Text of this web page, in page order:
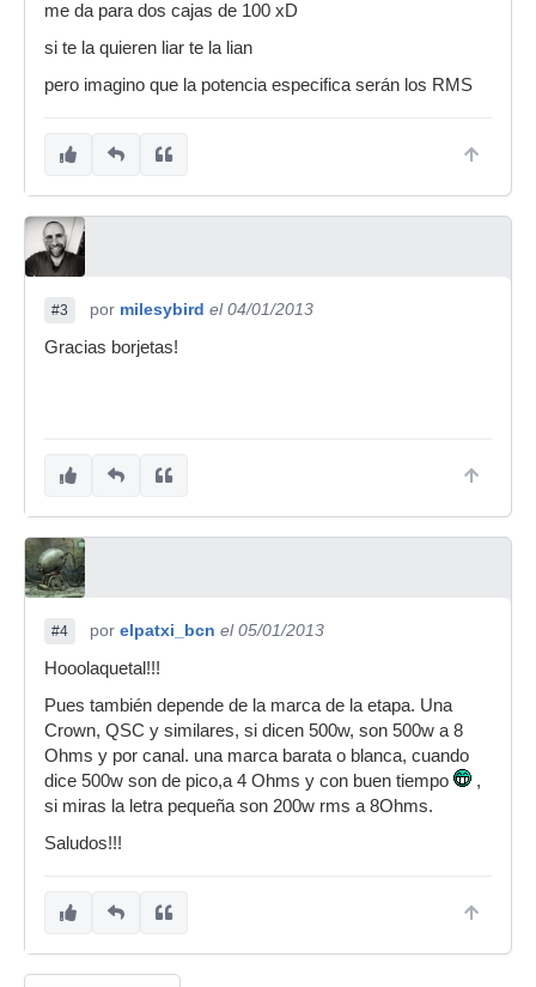
me da para dos cajas de 100 xD
si te la quieren liar te la lian
pero imagino que la potencia especifica serán los RMS
#3 por milesybird el 04/01/2013
Gracias borjetas!
#4 por elpatxi_bcn el 05/01/2013
Hooolaquetal!!!
Pues también depende de la marca de la etapa. Una
Crown, QSC y similares, si dicen 500w, son 500w a 8
Ohms y por canal. una marca barata o blanca, cuando
dice 500w son de pico,a 4 Ohms y con buen tiempo
,
si miras la letra pequeña son 200w rms a 8Ohms.
Saludos!!!